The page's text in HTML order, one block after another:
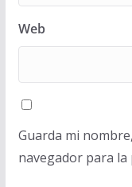
Web
Guarda mi
navegador para la